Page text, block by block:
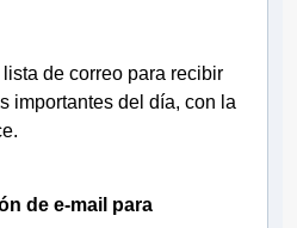
lista de correo para recibir
importantes del día, con la
de e-mail para